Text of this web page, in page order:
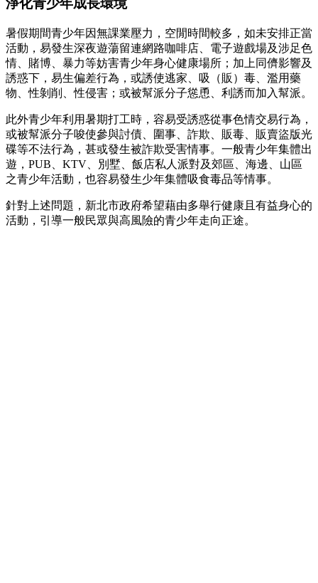
淨化青少年成長環境
暑假期間青少年因無課業壓力，空閒時間較多，如未安排正當
活動，易發生深夜遊蕩留連網路咖啡店、電子遊戲場及涉足色
情、賭博、暴力等妨害青少年身心健康場所；加上同儕影響及
誘惑下，易生偏差行為，或誘使逃家、吸（販）毒、濫用藥
物、性剝削、性侵害；或被幫派分子慫恿、利誘而加入幫派。
此外青少年利用暑期打工時，容易受誘惑從事色情交易行為，
或被幫派分子唆使參與討債、圍事、詐欺、販毒、販賣盜版光
碟等不法行為，甚或發生被詐欺受害情事。一般青少年集體出
遊，PUB、KTV、別墅、飯店私人派對及郊區、海邊、山區
之青少年活動，也容易發生少年集體吸食毒品等情事。
針對上述問題，新北市政府希望藉由多舉行健康且有益身心的
活動，引導一般民眾與高風險的青少年走向正途。